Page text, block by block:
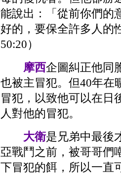
能說出：「從前你們的
好的，要保全許多人的
50:20）
摩西企圖糾正他同
也被主冒犯。但40年在
冒犯，以致他可以在日
人對他的冒犯。
大衛是兄弟中最後
亞戰鬥之前，被哥哥們
下冒犯的餌，所以一直